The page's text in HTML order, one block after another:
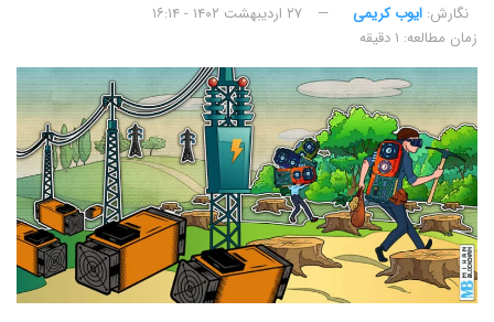
نگارش:‌ ایوب کریمی
۲۷ اردیبهشت ۱۴۰۲ - ۱۶:۱۴
زمان مطالعه: ۱ دقیقه